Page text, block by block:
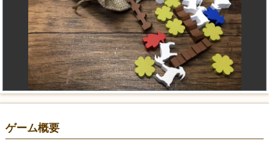
ゲーム概要